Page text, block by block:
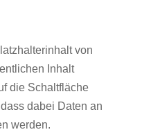
von
Inhalt
die Schaltfläche
dabei Daten an
werden.